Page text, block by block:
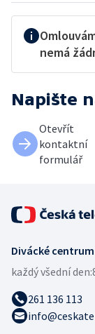
nemá
Napište
Otevřít
kontaktní
formulář
Divácké centrum
každý všední den:
261 136 113